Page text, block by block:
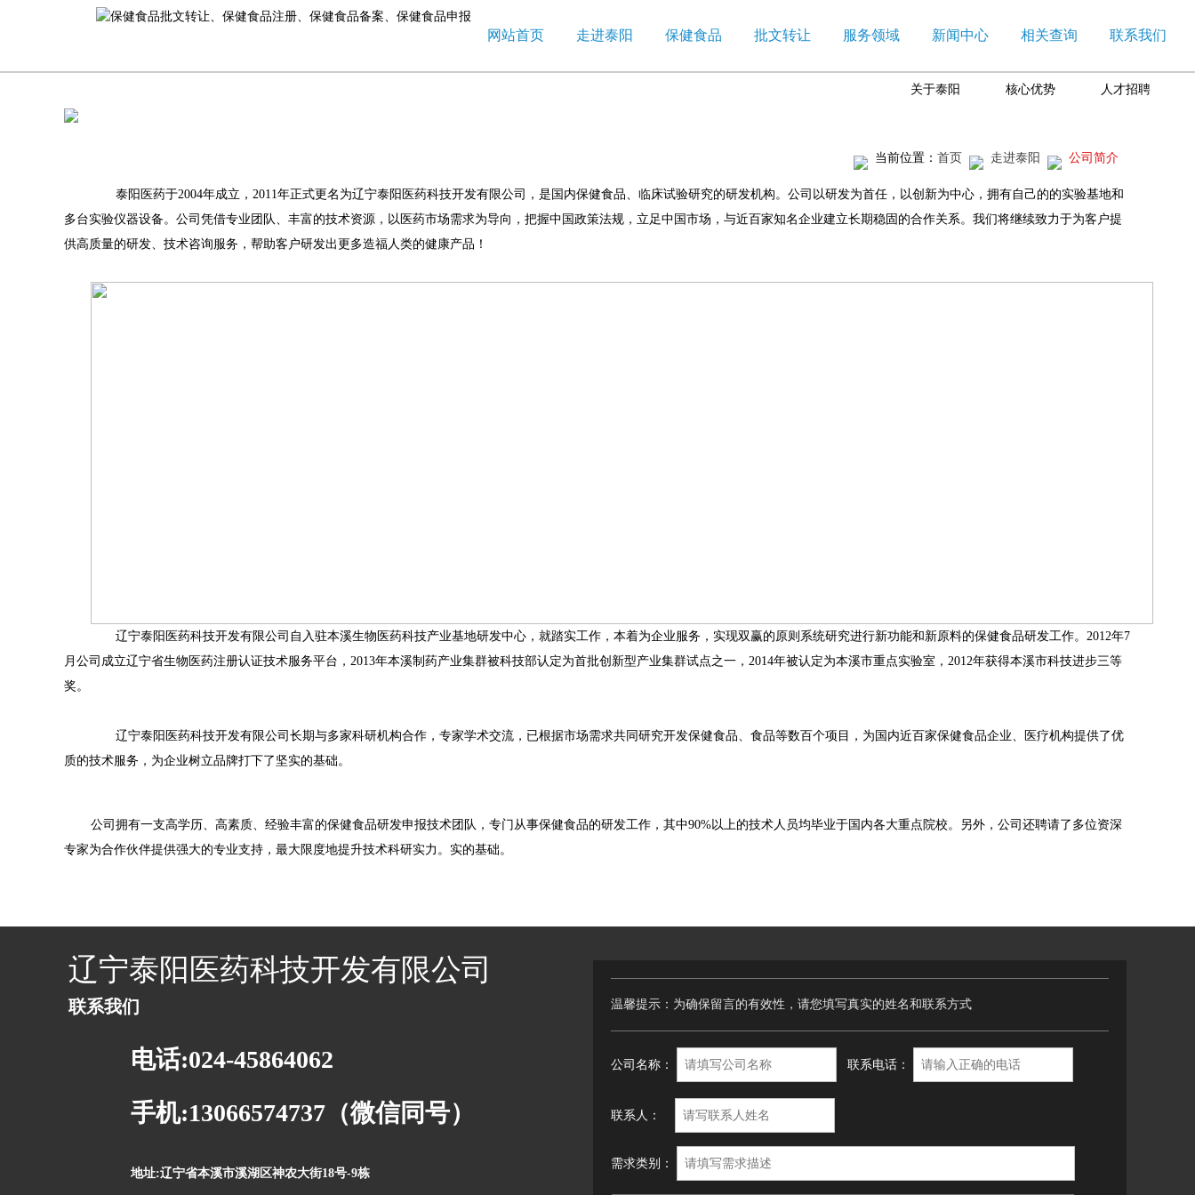
网站首页 走进泰阳 保健食品 批文转让 服务领域 新闻中心 相关查询 联系我们
人才招聘
核心优势
关于泰阳
公司简介
走进泰阳
首页
当前位置：
泰阳医药于2004年成立，2011年正式更名为辽宁泰阳医药科技开发有限公司，是国内保健食品、临床试验研究的研发机构。公司以研发为首任，以创新为中心，拥有自己的的实验基地和
多台实验仪器设备。公司凭借专业团队、丰富的技术资源，以医药市场需求为导向，把握中国政策法规，立足中国市场，与近百家知名企业建立长期稳固的合作关系。我们将继续致力于为客户提
供高质量的研发、技术咨询服务，帮助客户研发出更多造福人类的健康产品！
辽宁泰阳医药科技开发有限公司自入驻本溪生物医药科技产业基地研发中心，就踏实工作，本着为企业服务，实现双赢的原则系统研究进行新功能和新原料的保健食品研发工作。2012年7
月公司成立辽宁省生物医药注册认证技术服务平台，2013年本溪制药产业集群被科技部认定为首批创新型产业集群试点之一，2014年被认定为本溪市重点实验室，2012年获得本溪市科技进步三等
奖。
辽宁泰阳医药科技开发有限公司长期与多家科研机构合作，专家学术交流，已根据市场需求共同研究开发保健食品、食品等数百个项目，为国内近百家保健食品企业、医疗机构提供了优
质的技术服务，为企业树立品牌打下了坚实的基础。
公司拥有一支高学历、高素质、经验丰富的保健食品研发申报技术团队，专门从事保健食品的研发工作，其中90%以上的技术人员均毕业于国内各大重点院校。另外，公司还聘请了多位资深
专家为合作伙伴提供强大的专业支持，最大限度地提升技术科研实力。实的基础。
温馨提示：为确保留言的有效性，请您填写真实的姓名和联系方式
公司名称： 联系电话：
联系人：
需求类别：
辽宁泰阳医药科技开发有限公司
联系我们
电话:024-45864062
手机:13066574737（微信同号）
地址:辽宁省本溪市溪湖区神农大街18号-9栋